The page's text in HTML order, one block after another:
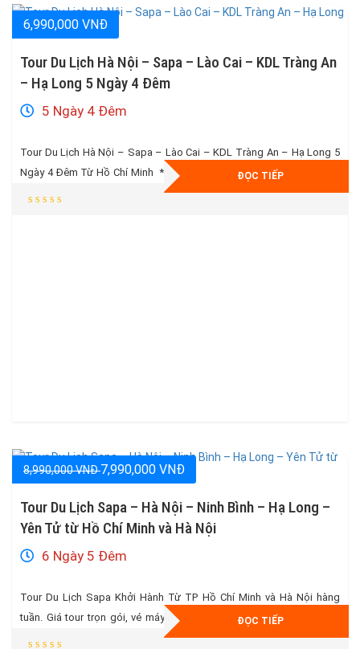
Tour Du Lịch Hà Nội – Sapa – Lào Cai – KDL Tràng An
– Hạ Long 5 Ngày 4 Đêm
6,990,000 VNĐ
5 Ngày 4 Đêm
Tour Du Lịch Hà Nội – Sapa – Lào Cai – KDL Tràng An – Hạ Long 5
Ngày 4 Đêm Từ Hồ Chí Minh * Vé Máy bay khứ hồi + 20kg hành lí kí
gửi * Khách sạn Tiêu Chuẩn 3 Sao Cao Cấp * Tặng ngay vé cáp treo
ĐỌC TIẾP
Tour Du Lịch Sapa – Hà Nội – Ninh Bình – Hạ Long –
Yên Tử từ Hồ Chí Minh và Hà Nội
8,990,000 VNĐ7,990,000 VNĐ
6 Ngày 5 Đêm
Tour Du Lịch Sapa Khởi Hành Từ TP Hồ Chí Minh và Hà Nội hàng
tuần. Giá tour trọn gói, vé máy bay khứ hồi + 27kg hành lý, full các
bữa ăn, vé tham quan. Tặng ngay cáp treo Fansipan + buffet trị giá
ĐỌC TIẾP